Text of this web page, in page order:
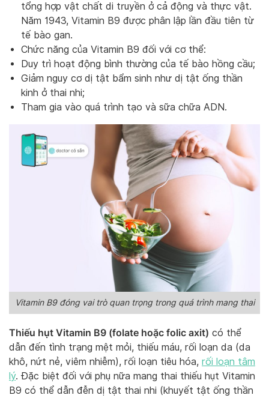
tổng hợp vật chất di truyền ở cả động và thực vật.
Năm 1943, Vitamin B9 được phân lập lần đầu tiên từ
tế bào gan.
Chức năng của Vitamin B9 đối với cơ thể:
Duy trì hoạt động bình thường của tế bào hồng cầu;
Giảm nguy cơ dị tật bẩm sinh như dị tật ống thần
kinh ở thai nhi;
Tham gia vào quá trình tạo và sữa chữa ADN.
Vitamin B9 đóng vai trò quan trọng trong quá trình mang thai
Thiếu hụt Vitamin B9 (folate hoặc folic axit) có thể
dẫn đến tình trạng mệt mỏi, thiếu máu, rối loạn da (da
khô, nứt nẻ, viêm nhiễm), rối loạn tiêu hóa, rối loạn tâm
lý. Đặc biệt đối với phụ nữa mang thai thiếu hụt Vitamin
B9 có thể dẫn đễn dị tật thai nhi (khuyết tật ống thần